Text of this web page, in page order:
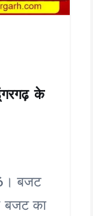
के
बजट
बजट का